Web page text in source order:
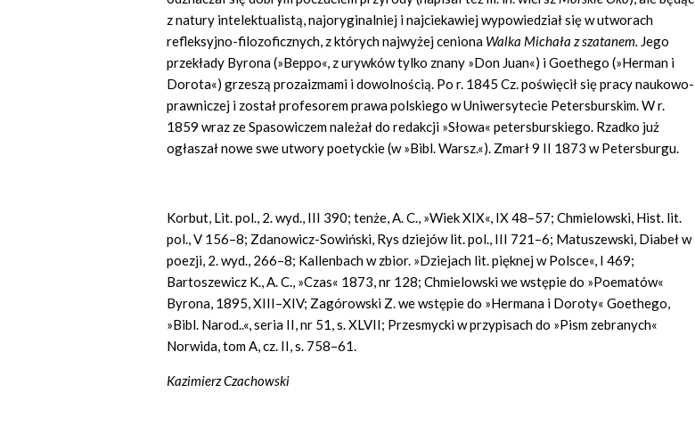
z natury intelektualistą, najoryginalniej i najciekawiej wypowiedział się w utworach
refleksyjno-filozoficznych, z których najwyżej ceniona Walka Michała z szatanem. Jego
przekłady Byrona (»Beppo«, z urywków tylko znany »Don Juan«) i Goethego (»Herman i
Dorota«) grzeszą prozaizmami i dowolnością. Po r. 1845 Cz. poświęcił się pracy naukowo-
prawniczej i został profesorem prawa polskiego w Uniwersytecie Petersburskim. W r.
1859 wraz ze Spasowiczem należał do redakcji »Słowa« petersburskiego. Rzadko już
ogłaszał nowe swe utwory poetyckie (w »Bibl. Warsz.«). Zmarł 9 II 1873 w Petersburgu.
Korbut, Lit. pol., 2. wyd., III 390; tenże, A. C., »Wiek XIX«, IX 48–57; Chmielowski, Hist. lit.
pol., V 156–8; Zdanowicz-Sowiński, Rys dziejów lit. pol., III 721–6; Matuszewski, Diabeł w
poezji, 2. wyd., 266–8; Kallenbach w zbior. »Dziejach lit. pięknej w Polsce«, I 469;
Bartoszewicz K., A. C., »Czas« 1873, nr 128; Chmielowski we wstępie do »Poematów«
Byrona, 1895, XIII–XIV; Zagórowski Z. we wstępie do »Hermana i Doroty« Goethego,
»Bibl. Narod..«, seria II, nr 51, s. XLVII; Przesmycki w przypisach do »Pism zebranych«
Norwida, tom A, cz. II, s. 758–61.
Kazimierz Czachowski